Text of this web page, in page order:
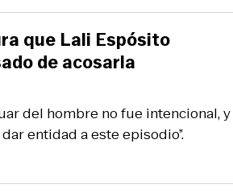
del hombre no fue intencional, y
entidad a este episodio”.
que Lali Espósito
de acosarla